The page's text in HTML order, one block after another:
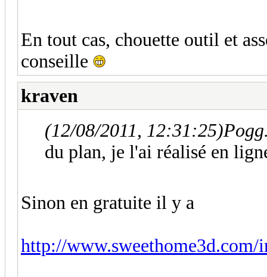
En tout cas, chouette outil et
conseille
kraven
(12/08/2011, 12:31:25)
du plan, je l'ai réalisé en
Sinon en gratuite il y a
http://www.sweethome3d.com/